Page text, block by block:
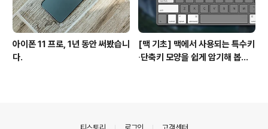
아이폰 11 프로, 1년 동안 써봤습니
다.
[맥 기초] 맥에서 사용되는 특수키
∙단축키 모양을 쉽게 암기해 봅시